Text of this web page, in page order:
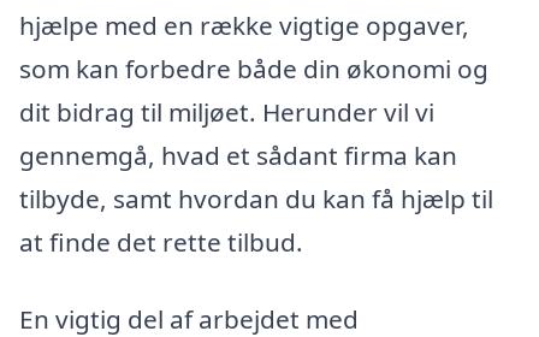
hjælpe med en række vigtige opgaver,
som kan forbedre både din økonomi og
dit bidrag til miljøet. Herunder vil vi
gennemgå, hvad et sådant firma kan
tilbyde, samt hvordan du kan få hjælp til
at finde det rette tilbud.
En vigtig del af arbejdet med